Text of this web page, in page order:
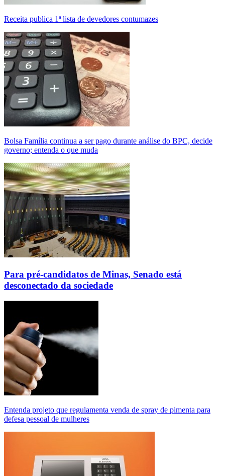
Receita publica 1ª lista de devedores contumazes
Bolsa Família continua a ser pago durante análise do BPC, decide
governo; entenda o que muda
Para pré-candidatos de Minas, Senado está
desconectado da sociedade
Entenda projeto que regulamenta venda de spray de pimenta para
defesa pessoal de mulheres